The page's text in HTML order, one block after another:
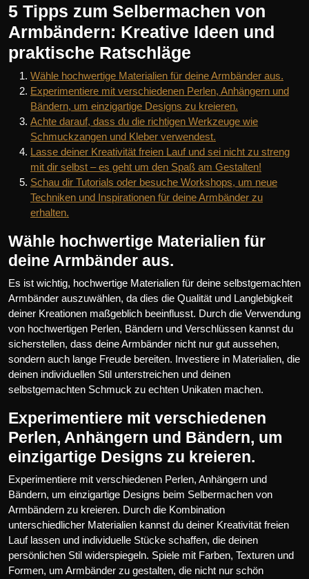
5 Tipps zum Selbermachen von
Armbändern: Kreative Ideen und
praktische Ratschläge
Wähle hochwertige Materialien für deine Armbänder aus.
Experimentiere mit verschiedenen Perlen, Anhängern und
Bändern, um einzigartige Designs zu kreieren.
Achte darauf, dass du die richtigen Werkzeuge wie
Schmuckzangen und Kleber verwendest.
Lasse deiner Kreativität freien Lauf und sei nicht zu streng
mit dir selbst – es geht um den Spaß am Gestalten!
Schau dir Tutorials oder besuche Workshops, um neue
Techniken und Inspirationen für deine Armbänder zu
erhalten.
Wähle hochwertige Materialien für
deine Armbänder aus.
Es ist wichtig, hochwertige Materialien für deine selbstgemachten
Armbänder auszuwählen, da dies die Qualität und Langlebigkeit
deiner Kreationen maßgeblich beeinflusst. Durch die Verwendung
von hochwertigen Perlen, Bändern und Verschlüssen kannst du
sicherstellen, dass deine Armbänder nicht nur gut aussehen,
sondern auch lange Freude bereiten. Investiere in Materialien, die
deinen individuellen Stil unterstreichen und deinen
selbstgemachten Schmuck zu echten Unikaten machen.
Experimentiere mit verschiedenen
Perlen, Anhängern und Bändern, um
einzigartige Designs zu kreieren.
Experimentiere mit verschiedenen Perlen, Anhängern und
Bändern, um einzigartige Designs beim Selbermachen von
Armbändern zu kreieren. Durch die Kombination
unterschiedlicher Materialien kannst du deiner Kreativität freien
Lauf lassen und individuelle Stücke schaffen, die deinen
persönlichen Stil widerspiegeln. Spiele mit Farben, Texturen und
Formen, um Armbänder zu gestalten, die nicht nur schön